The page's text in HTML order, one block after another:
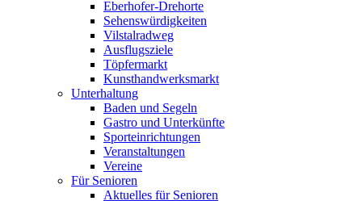
Eberhofer-Drehorte
Sehenswürdigkeiten
Vilstalradweg
Ausflugsziele
Töpfermarkt
Kunsthandwerksmarkt
Unterhaltung
Baden und Segeln
Gastro und Unterkünfte
Sporteinrichtungen
Veranstaltungen
Vereine
Für Senioren
Aktuelles für Senioren